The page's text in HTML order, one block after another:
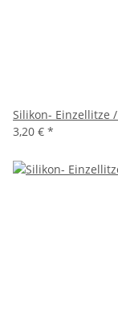
Silikon- Einzellitze
3,20 € *